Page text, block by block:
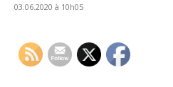
03.06.2020 à 10h05